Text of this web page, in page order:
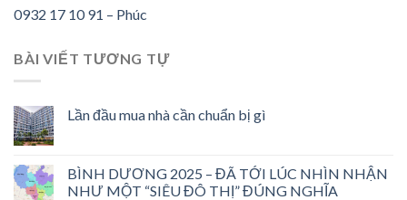
0932 17 10 91 – Phúc
BÀI VIẾT TƯƠNG TỰ
Lần đầu mua nhà cần chuẩn bị gì
BÌNH DƯƠNG 2025 – ĐÃ TỚI LÚC NHÌN NHẬN
NHƯ MỘT “SIÊU ĐÔ THỊ” ĐÚNG NGHĨA